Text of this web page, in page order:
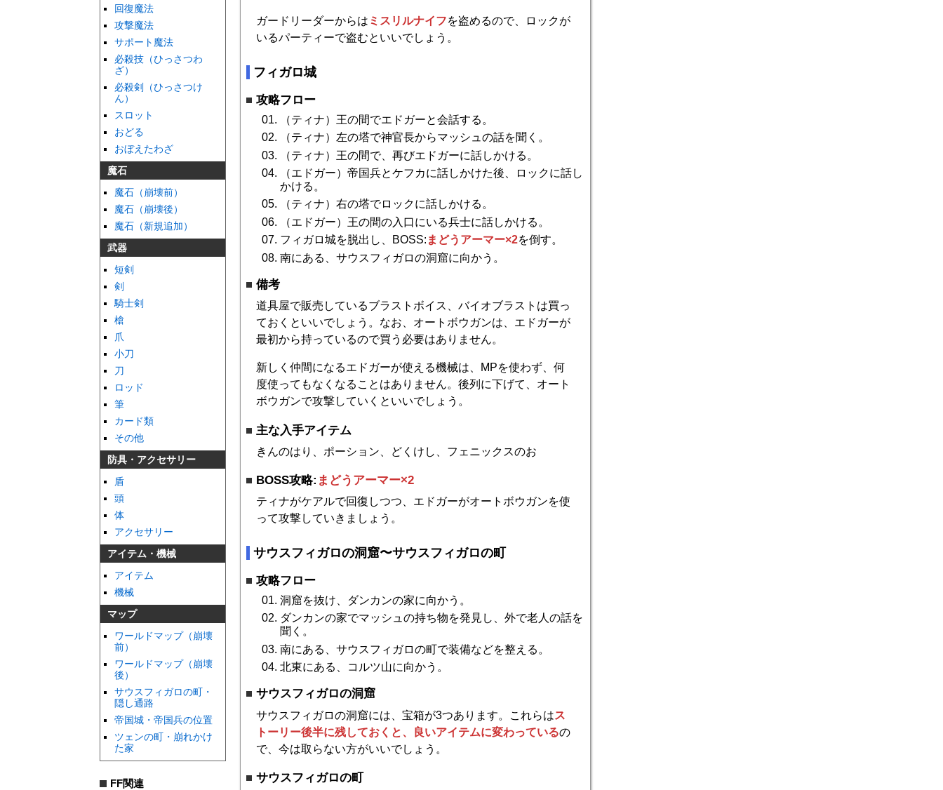
回復魔法
攻撃魔法
サポート魔法
必殺技（ひっさつわ
ざ）
必殺剣（ひっさつけ
ん）
スロット
おどる
おぼえたわざ
魔石
魔石（崩壊前）
魔石（崩壊後）
魔石（新規追加）
武器
短剣
剣
騎士剣
槍
爪
小刀
刀
ロッド
筆
カード類
その他
防具・アクセサリー
盾
頭
体
アクセサリー
アイテム・機械
アイテム
機械
マップ
ワールドマップ（崩壊
前）
ワールドマップ（崩壊
後）
サウスフィガロの町・
隠し通路
帝国城・帝国兵の位置
ツェンの町・崩れかけ
た家
FF関連
ガードリーダーからは ミスリルナイフを盗めるので、ロックが
いるパーティーで盗むといいでしょう。
フィガロ城
攻略フロー
（ティナ）王の間でエドガーと会話する。
（ティナ）左の塔で神官長からマッシュの話を聞く。
（ティナ）王の間で、再びエドガーに話しかける。
（エドガー）帝国兵とケフカに話しかけた後、ロックに話し
かける。
（ティナ）右の塔でロックに話しかける。
（エドガー）王の間の入口にいる兵士に話しかける。
フィガロ城を脱出し、BOSS: まどうアーマー×2を倒す。
南にある、サウスフィガロの洞窟に向かう。
備考
道具屋で販売しているブラストボイス、バイオブラストは買っ
ておくといいでしょう。なお、オートボウガンは、エドガーが
最初から持っているので買う必要はありません。
新しく仲間になるエドガーが使える機械は、MPを使わず、何
度使ってもなくなることはありません。後列に下げて、オート
ボウガンで攻撃していくといいでしょう。
主な入手アイテム
きんのはり、ポーション、どくけし、フェニックスのお
BOSS攻略: まどうアーマー×2
ティナがケアルで回復しつつ、エドガーがオートボウガンを使
って攻撃していきましょう。
サウスフィガロの洞窟〜サウスフィガロの町
攻略フロー
洞窟を抜け、ダンカンの家に向かう。
ダンカンの家でマッシュの持ち物を発見し、外で老人の話を
聞く。
南にある、サウスフィガロの町で装備などを整える。
北東にある、コルツ山に向かう。
サウスフィガロの洞窟
サウスフィガロの洞窟には、宝箱が3つあります。これらはス
トーリー後半に残しておくと、良いアイテムに変わっているの
で、今は取らない方がいいでしょう。
サウスフィガロの町